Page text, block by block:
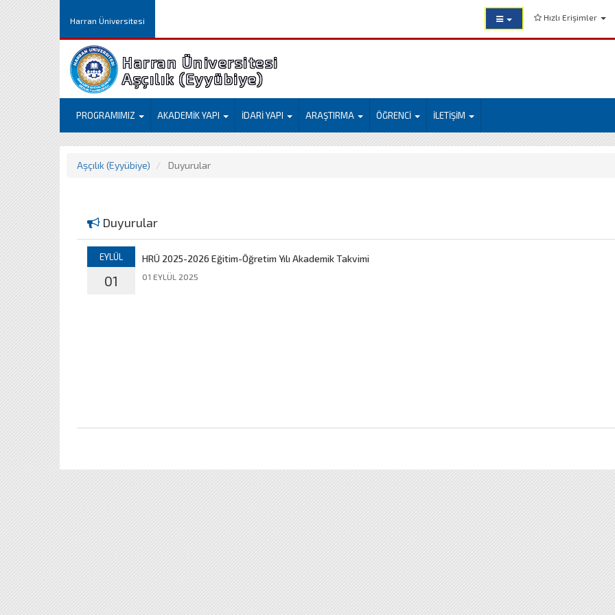
Harran Üniversitesi Hızlı Erişimler
Harran Üniversitesi
Aşçılık (Eyyübiye)
PROGRAMIMIZ AKADEMİK YAPI İDARİ YAPI ARAŞTIRMA ÖĞRENCİ İLETİŞİM
Aşçılık (Eyyübiye) Duyurular
Duyurular
EYLÜL
01
HRÜ 2025-2026 Eğitim-Öğretim Yılı Akademik Takvimi
01 EYLÜL 2025